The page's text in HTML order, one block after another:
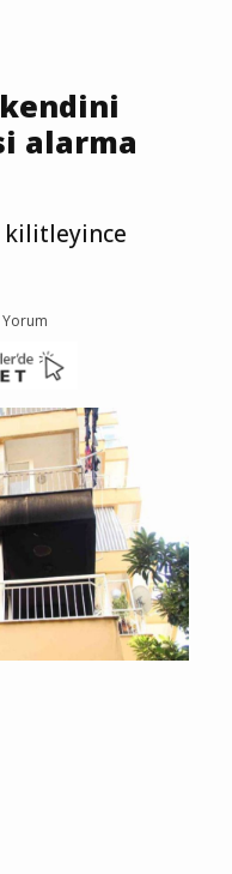
alarma
kilitleyince
Yorum